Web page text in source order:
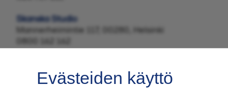
Skanska Studio
Mannerheimintie 117, 00280, Helsinki
0800 162 162
Evästeiden käyttö